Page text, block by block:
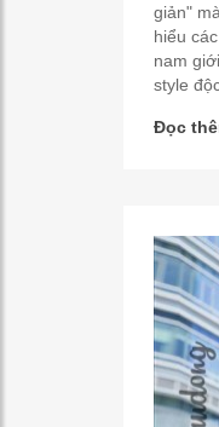
giản"
hiểu
nam
style
Đọc